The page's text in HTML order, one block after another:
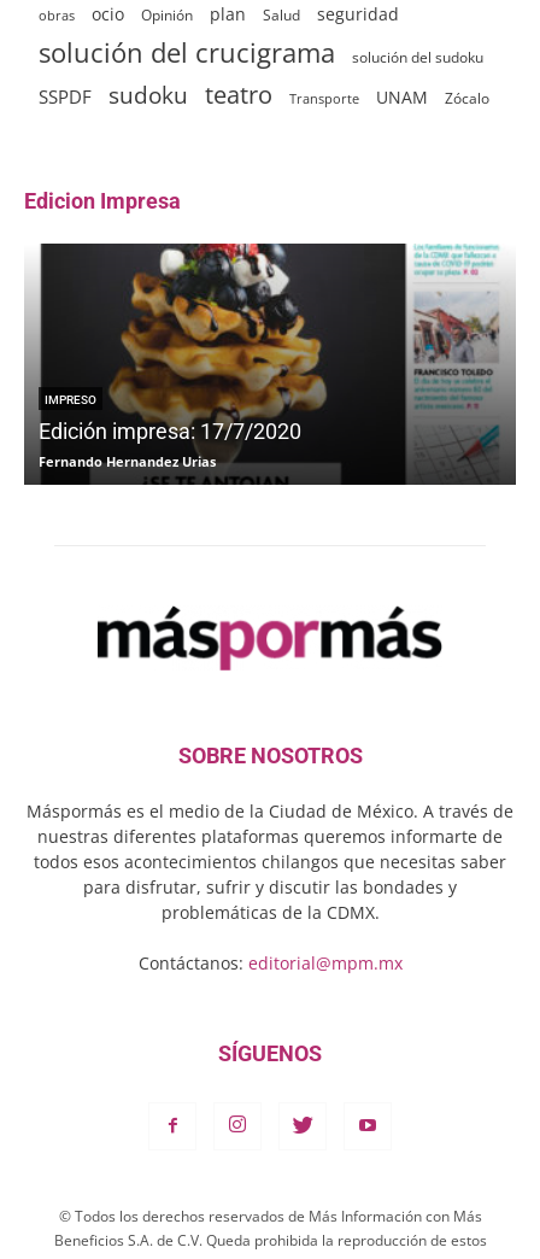
obras ocio Opinión plan Salud seguridad
solución del crucigrama solución del sudoku
SSPDF sudoku teatro Transporte UNAM Zócalo
Edicion Impresa
IMPRESO
Edición impresa: 17/7/2020
Fernando Hernandez Urias
SOBRE NOSOTROS
Máspormás es el medio de la Ciudad de México. A través de
nuestras diferentes plataformas queremos informarte de
todos esos acontecimientos chilangos que necesitas saber
para disfrutar, sufrir y discutir las bondades y
problemáticas de la CDMX.
Contáctanos: editorial@mpm.mx
SÍGUENOS
© Todos los derechos reservados de Más Información con Más
Beneficios S.A. de C.V. Queda prohibida la reproducción de estos